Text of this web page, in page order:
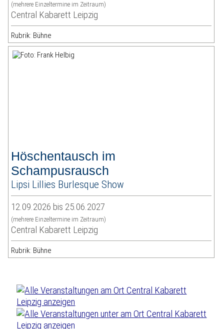
(mehrere Einzeltermine im Zeitraum)
Central Kabarett Leipzig
Rubrik: Bühne
Höschentausch im
Schampusrausch
Lipsi Lillies Burlesque Show
12.09.2026 bis 25.06.2027
(mehrere Einzeltermine im Zeitraum)
Central Kabarett Leipzig
Rubrik: Bühne